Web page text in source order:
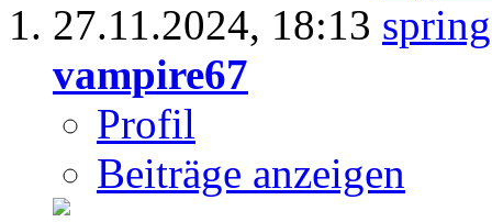
27.11.2024, 18:13
vampire67
Profil
Beiträge anzeigen